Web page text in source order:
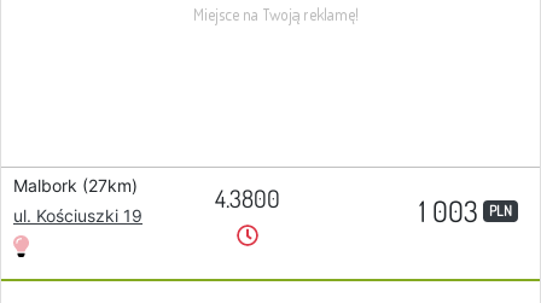
Malbork (27km)
ul. Kościuszki 19
4.3800 1 003 PLN